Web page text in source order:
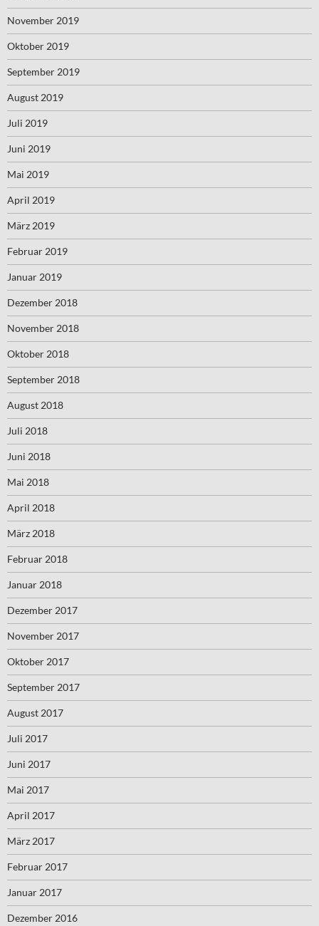
November 2019
Oktober 2019
September 2019
August 2019
Juli 2019
Juni 2019
Mai 2019
April 2019
März 2019
Februar 2019
Januar 2019
Dezember 2018
November 2018
Oktober 2018
September 2018
August 2018
Juli 2018
Juni 2018
Mai 2018
April 2018
März 2018
Februar 2018
Januar 2018
Dezember 2017
November 2017
Oktober 2017
September 2017
August 2017
Juli 2017
Juni 2017
Mai 2017
April 2017
März 2017
Februar 2017
Januar 2017
Dezember 2016